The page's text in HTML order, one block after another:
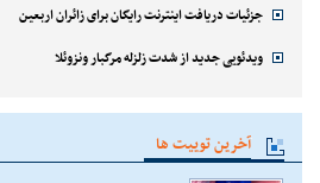
جزئیات دریافت اینترنت رایگان برای زائران اربعین
ویدئویی جدید از شدت زلزله مرگبار ونزوئلا
آخرین توییت ها